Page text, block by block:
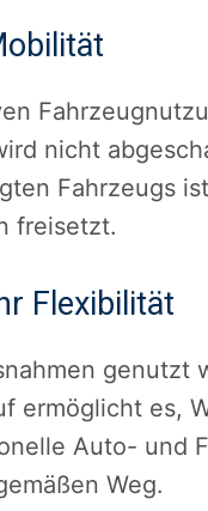
nicht
Fahrzeugs
freisetzt.
Flexibilität
genutzt
ermöglicht es,
Auto- und
Weg.